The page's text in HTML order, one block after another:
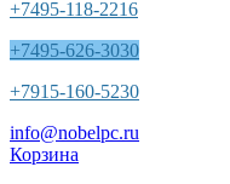
+7495-118-2216
+7495-626-3030
+7915-160-5230
info@nobelpc.ru
Корзина